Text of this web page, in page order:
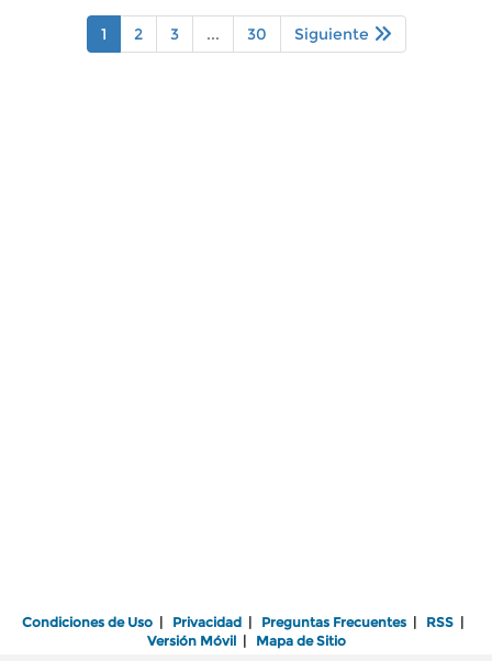
1 2 3 ... 30 Siguiente
Condiciones de Uso | Privacidad | Preguntas Frecuentes | RSS |
Versión Móvil| Mapa de Sitio